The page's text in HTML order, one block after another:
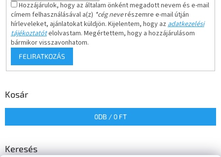
Hozzájárulok, hogy az általam önként megadott nevem és e-mail
címem felhasználásával a(z) *cég neverészemre e-mail útján
hírleveleket, ajánlatokat küldjön. Kijelentem, hogy azadatkezelési
tájékoztatótelolvastam. Megértettem, hogy a hozzájárulásom
bármikor visszavonhatom.
FELIRATKOZÁS
Kosár
0DB / 0 FT
Keresés